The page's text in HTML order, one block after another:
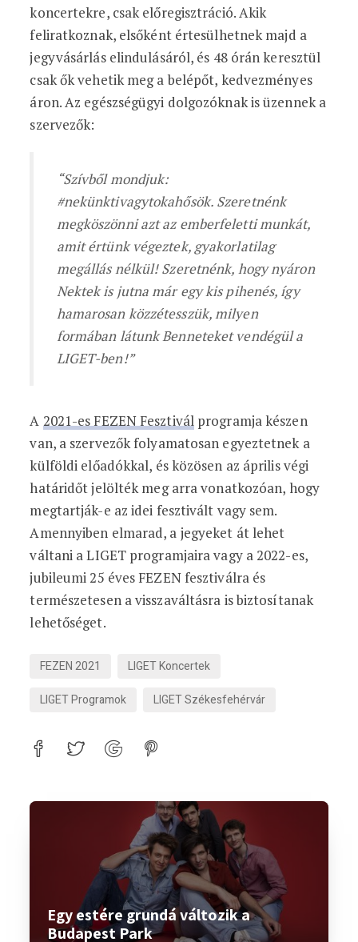
koncertekre, csak előregisztráció. Akik
feliratkoznak, elsőként értesülhetnek majd a
jegyvásárlás elindulásáról, és 48 órán keresztül
csak ők vehetik meg a belépőt, kedvezményes
áron. Az egészségügyi dolgozóknak is üzennek a
szervezők:
“Szívből mondjuk:
#nekünktivagytokahősök. Szeretnénk
megköszönni azt az emberfeletti munkát,
amit értünk végeztek, gyakorlatilag
megállás nélkül! Szeretnénk, hogy nyáron
Nektek is jutna már egy kis pihenés, így
hamarosan közzétesszük, milyen
formában látunk Benneteket vendégül a
LIGET-ben!”
A 2021-es FEZEN Fesztiválprogramja készen
van, a szervezők folyamatosan egyeztetnek a
külföldi előadókkal, és közösen az április végi
határidőt jelölték meg arra vonatkozóan, hogy
megtartják-e az idei fesztivált vagy sem.
Amennyiben elmarad, a jegyeket át lehet
váltani a LIGET programjaira vagy a 2022-es,
jubileumi 25 éves FEZEN fesztiválra és
természetesen a visszaváltásra is biztosítanak
lehetőséget.
FEZEN 2021
LIGET Koncertek
LIGET Programok
LIGET Székesfehérvár
Egy estére grundá változik a
Budapest Park